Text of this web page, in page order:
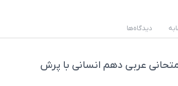
دیدگاه‌ها
عربی دهم انسانی با پرش